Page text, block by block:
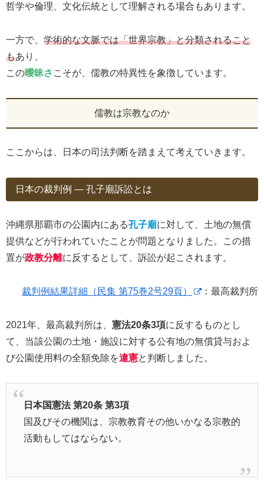
哲学や倫理、文化伝統として理解される場合もあります。
一方で、 学術的な文脈では「世界宗教」と分類されること
もあり、
この曖昧さ こそが、儒教の特異性を象徴しています。
儒教は宗教なのか
ここからは、日本の司法判断を踏まえて考えていきます。
日本の裁判例 ― 孔子廟訴訟とは
沖縄県那覇市の公園内にある孔子廟に対して、土地の無償
提供などが行われていたことが問題となりました。この措
置が政教分離に反するとして、訴訟が起こされます。
裁判例結果詳細（民集 第75巻2号29頁） ：最高裁判所
2021年、最高裁判所は、 憲法20条3項に反するものとし
て、当該公園の土地・施設に対する公有地の無償貸与およ
び公園使用料の全額免除を違憲と判断しました。
日本国憲法 第20条 第3項
国及びその機関は、宗教教育その他いかなる宗教的
活動もしてはならない。